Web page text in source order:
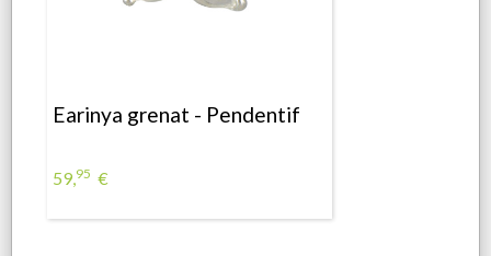
Earinya grenat - Pendentif
59, 95 €